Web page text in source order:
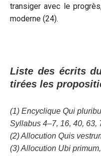
transiger avec le
moderne (24).
Liste des écrits
tirées les
(1) Encyclique Qui
Syllabus 4–7, 16, 40, 63,
(2) Allocution Quis
(3) Allocution Ubi